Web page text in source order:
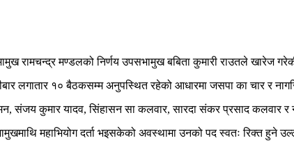
रामचन्द्र मण्डलको निर्णय उपसभामुख बबिता कुमारी राउतले खारेज
लगातार १० बैठकसम्म अनुपस्थित रहेको आधारमा जसपा का चार र
कुमार यादव, सिंहासन सा कलवार, सारदा संकर प्रसाद कलवार र
महाभियोग दर्ता भइसकेको अवस्थामा उनको पद स्वतः रिक्त हुने